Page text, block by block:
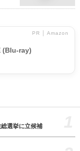
PR │ Amazon
(Blu-ray)
選挙に立候補